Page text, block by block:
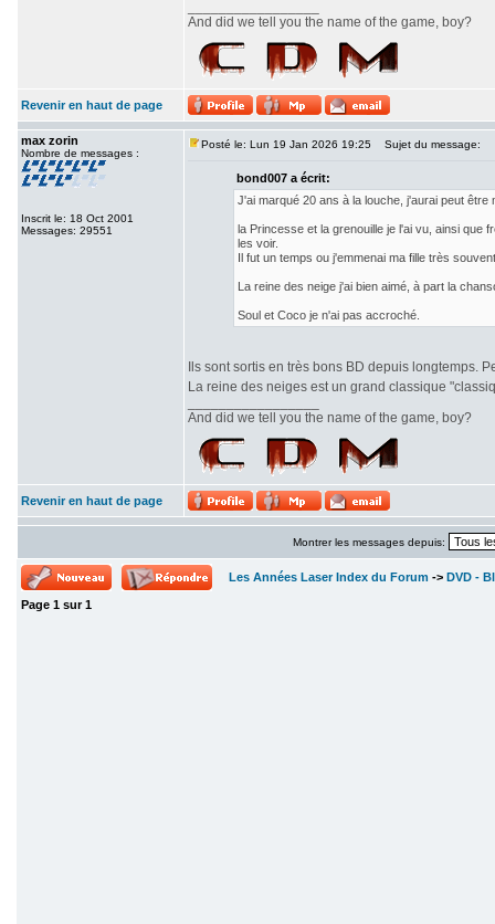
And did we tell you the name of the game, boy?
Revenir en haut de page
max zorin
Nombre de messages :
Inscrit le: 18 Oct 2001
Messages: 29551
Posté le: Lun 19 Jan 2026 19:25 Sujet du message:
bond007 a écrit:
J'ai marqué 20 ans à la louche, j'aurai peut être
la Princesse et la grenouille je l'ai vu, ainsi que
les voir.
Il fut un temps ou j'emmenai ma fille très
La reine des neige j'ai bien aimé, à part la
Soul et Coco je n'ai pas accroché.
Ils sont sortis en très bons BD depuis longtemps.
La reine des neiges est un grand classique
And did we tell you the name of the game, boy?
Revenir en haut de page
Montrer les messages depuis:
Les Années Laser Index du Forum -> DVD -
Page 1 sur1